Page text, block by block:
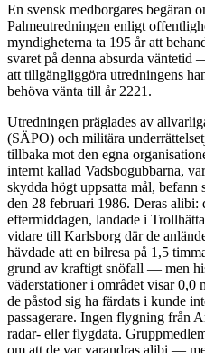
En svensk medborgares begäran
Palmeutredningen enligt
myndigheterna ta 195 år att
svaret på denna absurda
att tillgängliggöra utredningens
behöva vänta till år 2221.
Utredningen präglades av
(SÄPO) och militära
tillbaka mot den egna
internt kallad Vadsbogubbarna,
skydda högt uppsatta mål,
den 28 februari 1986. Deras alibi:
eftermiddagen, landade i
vidare till Karlsborg där de
hävdade att en bilresa på 1,5
grund av kraftigt snöfall — men
väderstationer i området visar 0,0
de påstod sig ha färdats i kunde
passagerare. Ingen flygning från
radar- eller flygdata.
om att de var varandras alibi —